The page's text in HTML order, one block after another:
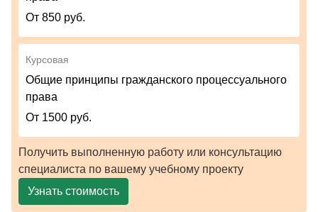
От 850 руб.
Курсовая
Общие принципы гражданского процессуального
права
От 1500 руб.
Получить выполненную работу или консультацию
специалиста по вашему учебному проекту
Узнать стоимость